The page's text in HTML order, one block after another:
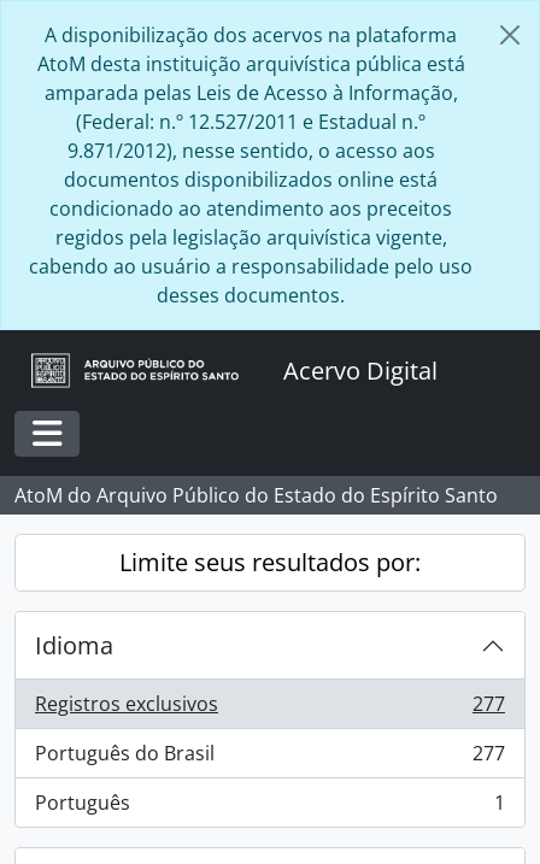
A disponibilização dos acervos na plataforma
AtoM desta instituição arquivística pública está
amparada pelas Leis de Acesso à Informação,
(Federal: n.º 12.527/2011 e Estadual n.º
9.871/2012), nesse sentido, o acesso aos
documentos disponibilizados online está
condicionado ao atendimento aos preceitos
regidos pela legislação arquivística vigente,
cabendo ao usuário a responsabilidade pelo uso
desses documentos.
Acervo Digital
Toggle navigation
AtoM do Arquivo Público do Estado do Espírito Santo
Limite seus resultados por:
Idioma
Registros exclusivos
, 277 resultados
277
Português do Brasil
, 277 resultados
277
Português
, 1 resultados 1